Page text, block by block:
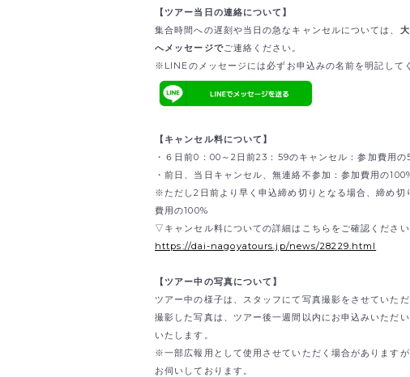
【ツアー当日の連絡について】
集合時間への遅刻や当日の急なキャンセルについては、
へメッセージでご連絡ください。
※LINEのメッセージには必ずお申込みの名前を明記して
【キャンセル料について】
・６日前0：00～2日前23：59のキャンセル：参加費用の
・前日、当日キャンセル、無連絡不参加：参加費用の
※ただし2日前より早く申込締め切りとなる場合、締め切
費用の100%
▽キャンセル料についての詳細はこちらをご確認ください
https://dai-nagoyatours.jp/news/28229.html
【ツアー中の写真について】
ツアー中の様子は、スタッフにて写真撮影をさせていただ
撮影した写真は、ツアー後一週間以内にお申込みいただ
いたします。
※一部広報用として使用させていただく場合があります
お伺いしております。